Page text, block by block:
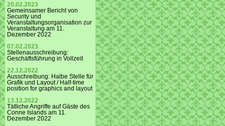
20.02.2023
Gemeinsamer Bericht von
Security und
Veranstaltungsorganisation zur
Veranstaltung am 11.
Dezember 2022
07.02.2023
Stellenausschreibung:
Geschäftsführung in Vollzeit
22.12.2022
Ausschreibung: Halbe Stelle für
Grafik und Layout / Half-time
position for graphics and layout
13.12.2022
Tätliche Angriffe auf Gäste des
Conne Islands am 11.
Dezember 2022